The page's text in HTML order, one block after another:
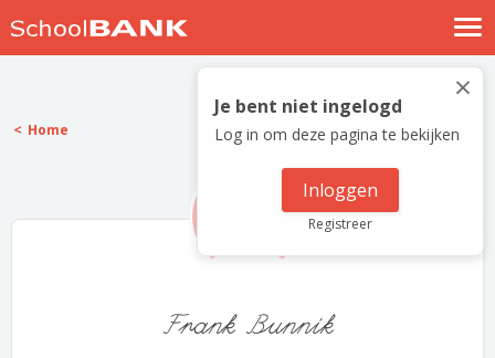
Nostalgische verhalen
Log in
Meld je gratis aan
×
Je bent niet ingelogd
Log in om deze pagina te bekijken
Inloggen
Registreer
Home
Frank Bunnik